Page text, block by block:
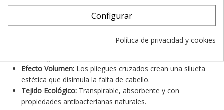
✨Beneficios Principales
Confort total:Sin costuras interiores que puedan rozar o
Su diseño elástico permite que se
Efecto Volumen: Los pliegues cruzados crean una silueta
estética que disimula la falta de cabello.
Tejido Ecológico: Transpirable, absorbente y con
propiedades antibacterianas naturales.
Configurar
Política de privacidad y cookies